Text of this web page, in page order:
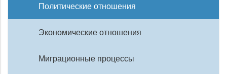
Политические отношения
Экономические отношения
Миграционные процессы